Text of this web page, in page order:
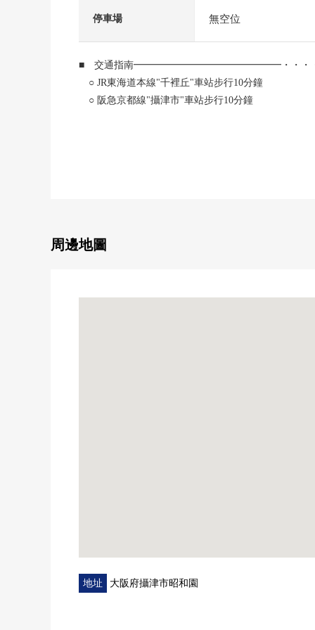
停車場 無空位
■ 交通指南━━━━━━━━━━━━━━━・・・
○ JR東海道本線"千裡丘"車站步行10分鐘
○ 阪急京都線"攝津市"車站步行10分鐘
○ 組合廚房新製(有洗碗機)
周邊地圖
地址 大阪府攝津市昭和園